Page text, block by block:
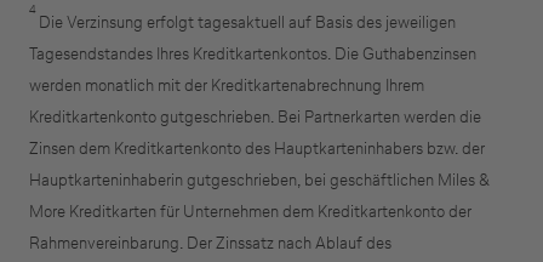
4
Die Verzinsung erfolgt tagesaktuell auf Basis des jeweiligen
Tagesendstandes Ihres Kreditkartenkontos. Die Guthabenzinsen
werden monatlich mit der Kreditkartenabrechnung Ihrem
Kreditkartenkonto gutgeschrieben. Bei Partnerkarten werden die
Zinsen dem Kreditkartenkonto des Hauptkarteninhabers bzw. der
Hauptkarteninhaberin gutgeschrieben, bei geschäftlichen Miles &
More Kreditkarten für Unternehmen dem Kreditkartenkonto der
Rahmenvereinbarung. Der Zinssatz nach Ablauf des